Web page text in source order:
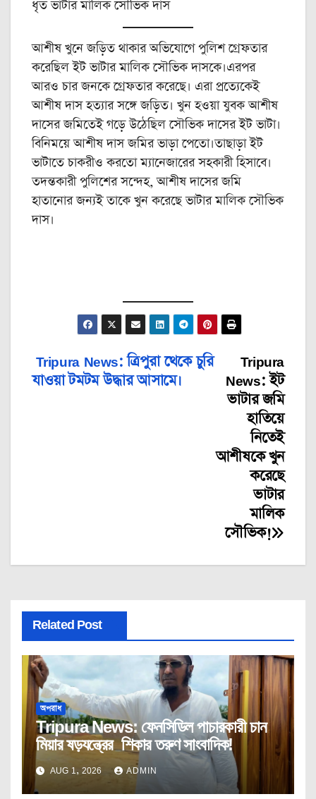
ধৃত ভাটার মালিক সৌভিক দাস
আশীষ খুনে জড়িত থাকার অভিযোগে পুলিশ গ্রেফতার
করেছিল ইট ভাটার মালিক সৌভিক দাসকে।এরপর
আরও চার জনকে গ্রেফতার করেছে। এরা প্রত্যেকেই
আশীষ দাস হত্যার সঙ্গে জড়িত। খুন হওয়া যুবক আশীষ
দাসের জমিতেই গড়ে উঠেছিল সৌভিক দাসের ইট ভাটা।
বিনিময়ে আশীষ দাস জমির ভাড়া পেতো।তাছাড়া ইট
ভাটাতে চাকরীও করতো ম্যানেজারের সহকারী হিসাবে।
তদন্তকারী পুলিশের সন্দেহ, আশীষ দাসের জমি
হাতানোর জন্যই তাকে খুন করেছে ভাটার মালিক সৌভিক
দাস।
Post
navigation
Tripura
News: ইট
ভাটার জমি
হাতিয়ে
নিতেই
আশীষকে খুন
করেছে
ভাটার
মালিক
সৌভিক!
Tripura News: ত্রিপুরা থেকে চুরি
যাওয়া টমটম উদ্ধার আসামে।
Related Post
অপরাধ
Tripura News: ফেনসিডিল পাচারকারী চান
মিয়ার ষড়যন্ত্রের শিকার তরুণ সাংবাদিক!
AUG 1, 2026 ADMIN